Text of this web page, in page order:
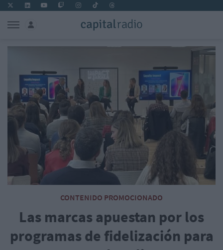
CONTENIDO PROMOCIONADO
Las marcas apuestan por los
programas de fidelización para